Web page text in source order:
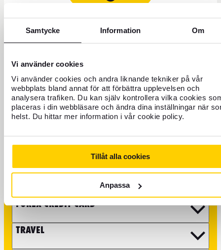
Samtycke Information Om
Vi använder cookies
Vi använder cookies och andra liknande tekniker på vår
webbplats bland annat för att förbättra upplevelsen och
analysera trafiken. Du kan själv kontrollera vilka cookies
placeras i din webbläsare och ändra dina inställningar när
helst. Du hittar mer information i vår cookie policy.
Tillåt alla cookies
Anpassa
+46 771 22 22 21
Customer service weekdays 8 a.m. to 5 p.m.
Block credit card - Open all hours
It is also possible to email us at info@forex.se, keep in mind
that some matters such as questions about booking flights
FAQ page
FOREX CREDIT CARD
TRAVEL